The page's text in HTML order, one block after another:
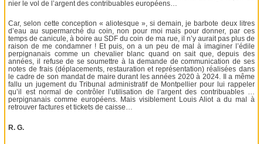
nier le vol de l’argent des contribuables européens…
Car, selon cette conception « aliotesque », si demain, je barbote deux litres
d’eau au supermarché du coin, non pour moi mais pour donner, par ces
temps de canicule, à boire au SDF du coin de ma rue, il n’y aurait pas plus de
raison de me condamner ! Et puis, on a un peu de mal à imaginer l’édile
perpignanais comme un chevalier blanc quand on sait que, depuis des
années, il refuse de se soumettre à la demande de communication de ses
notes de frais (déplacements, restauration et représentation) réalisées dans
le cadre de son mandat de maire durant les années 2020 à 2024. Il a même
fallu un jugement du Tribunal administratif de Montpellier pour lui rappeler
qu’il est normal de contrôler l’utilisation de l’argent des contribuables …
perpignanais comme européens. Mais visiblement Louis Aliot a du mal à
retrouver factures et tickets de caisse…
R. G.